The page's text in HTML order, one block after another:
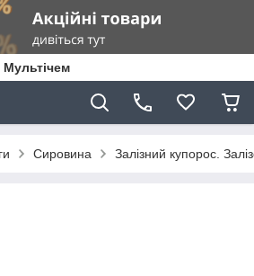
Сировина Залізний купорос.